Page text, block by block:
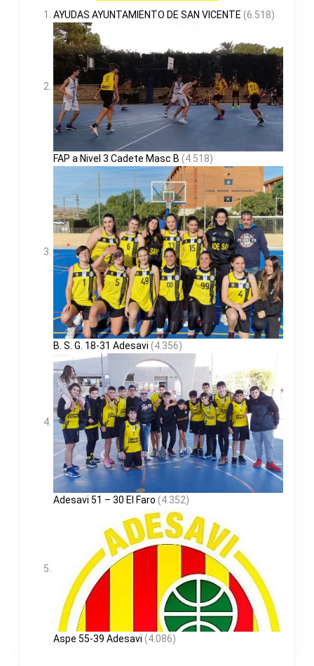
AYUDAS AYUNTAMIENTO DE SAN VICENTE (6.518)
FAP a Nivel 3 Cadete Masc B (4.518)
B. S. G. 18-31 Adesavi (4.356)
Adesavi 51 – 30 El Faro (4.352)
Aspe 55-39 Adesavi (4.086)